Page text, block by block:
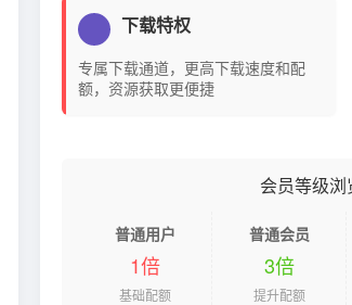
下载特权
专属下载通道，更高下载速度和配
额，资源获取更便捷
会员等级
普通用户
1倍
基础配额
普通会员
3倍
提升配额